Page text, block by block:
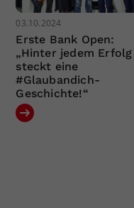
03.10.2024
Erste Bank Open:
„Hinter jedem Erfolg
steckt eine
#Glaubandich-
Geschichte!“